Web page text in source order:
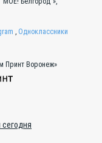
, Одноклассники
Принт Воронеж»